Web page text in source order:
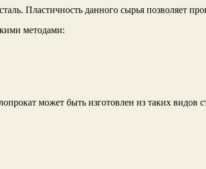
Пластичность данного сырья позволяет
методами:
может быть изготовлен из таких видов